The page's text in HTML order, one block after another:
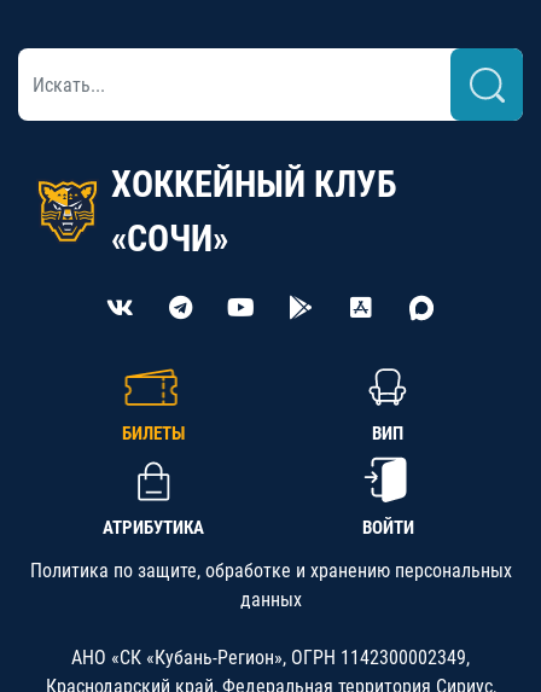
ХОККЕЙНЫЙ КЛУБ
«СОЧИ»
БИЛЕТЫ ВИП
АТРИБУТИКА ВОЙТИ
Политика по защите, обработке и хранению персональных
данных
АНО «СК «Кубань-Регион», ОГРН 1142300002349,
Краснодарский край, Федеральная территория Сириус,